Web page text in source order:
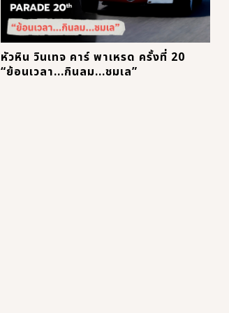
หัวหิน วินเทจ คาร์ พาเหรด ครั้งที่ 20
“ย้อนเวลา...กินลม...ชมเล”